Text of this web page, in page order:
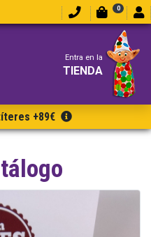
0
Entra en la
TIENDA
+89€